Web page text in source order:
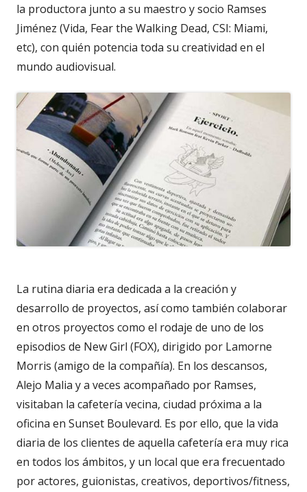
la productora junto a su maestro y socio Ramses
Jiménez (Vida, Fear the Walking Dead, CSI: Miami,
etc), con quién potencia toda su creatividad en el
mundo audiovisual.
La rutina diaria era dedicada a la creación y
desarrollo de proyectos, así como también colaborar
en otros proyectos como el rodaje de uno de los
episodios de New Girl (FOX), dirigido por Lamorne
Morris (amigo de la compañía). En los descansos,
Alejo Malia y a veces acompañado por Ramses,
visitaban la cafetería vecina, ciudad próxima a la
oficina en Sunset Boulevard. Es por ello, que la vida
diaria de los clientes de aquella cafetería era muy rica
en todos los ámbitos, y un local que era frecuentado
por actores, guionistas, creativos, deportivos/fitness,